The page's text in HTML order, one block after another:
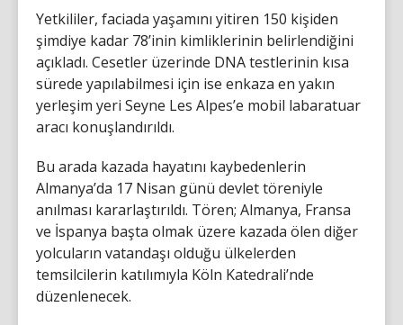
Yetkililer, faciada yaşamını yitiren 150 kişiden
şimdiye kadar 78’inin kimliklerinin belirlendiğini
açıkladı. Cesetler üzerinde DNA testlerinin kısa
sürede yapılabilmesi için ise enkaza en yakın
yerleşim yeri Seyne Les Alpes’e mobil labaratuar
aracı konuşlandırıldı.
Bu arada kazada hayatını kaybedenlerin
Almanya’da 17 Nisan günü devlet töreniyle
anılması kararlaştırıldı. Tören; Almanya, Fransa
ve İspanya başta olmak üzere kazada ölen diğer
yolcuların vatandaşı olduğu ülkelerden
temsilcilerin katılımıyla Köln Katedrali’nde
düzenlenecek.